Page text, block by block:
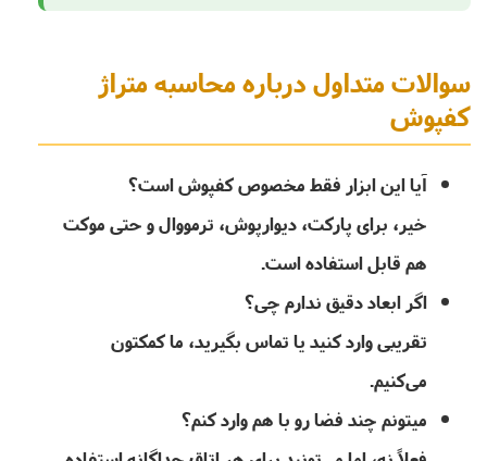
سوالات متداول درباره محاسبه متراژ
کفپوش
آیا این ابزار فقط مخصوص کفپوش است؟
خیر، برای پارکت، دیوارپوش، ترمووال و حتی موکت
هم قابل استفاده است.
اگر ابعاد دقیق ندارم چی؟
تقریبی وارد کنید یا تماس بگیرید، ما کمکتون
می‌کنیم.
میتونم چند فضا رو با هم وارد کنم؟